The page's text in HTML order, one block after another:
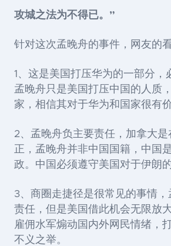
攻城之法为不得已。”
针对这次孟晚舟的事件，网友的
1、这是美国打压华为的一部分，
孟晚舟只是美国打压中国的人质
家，相信其对于华为和国家很有价
2、孟晚舟负主要责任，加拿大是
正，孟晚舟并非中国国籍，中国
政。中国必须遵守美国对于伊朗
3、商圈走捷径是很常见的事情
责任，但是美国借此机会无限放
雇佣水军煽动国内外网民情绪，
不义之举。